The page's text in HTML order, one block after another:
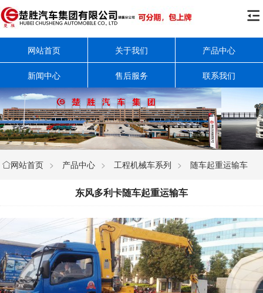

网站首页 关于我们 产品中心
新闻中心 售后服务 联系我们
网站首页 > 产品中心 > 工程机械车系列 > 随车起重运输车
东风多利卡随车起重运输车